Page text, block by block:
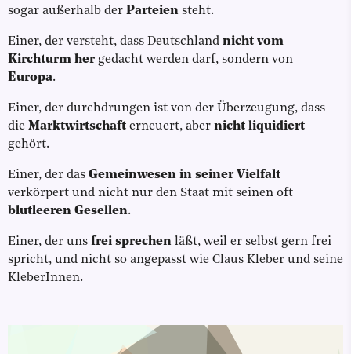
sogar außerhalb der Parteien steht.
Einer, der versteht, dass Deutschland nicht vom
Kirchturm hergedacht werden darf, sondern von
Europa.
Einer, der durchdrungen ist von der Überzeugung, dass
die Marktwirtschaft erneuert, aber nicht liquidiert
gehört.
Einer, der das Gemeinwesen in seiner Vielfalt
verkörpert und nicht nur den Staat mit seinen oft
blutleeren Gesellen.
Einer, der uns frei sprechen läßt, weil er selbst gern frei
spricht, und nicht so angepasst wie Claus Kleber und seine
KleberInnen.